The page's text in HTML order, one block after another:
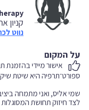
קניון
נווט
על המקום
אישור מיידי בהזמנת
שמי אליס, ואני מתמחה